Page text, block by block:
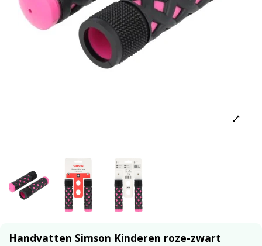
Handvatten Simson Kinderen roze-zwart